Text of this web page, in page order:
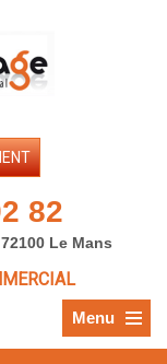
82
Le Mans
Menu